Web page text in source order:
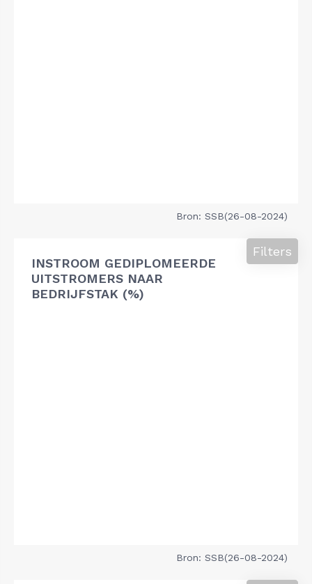
Bron: SSB(26-08-2024)
INSTROOM GEDIPLOMEERDE
UITSTROMERS NAAR
BEDRIJFSTAK (%)
Filters
Bron: SSB(26-08-2024)